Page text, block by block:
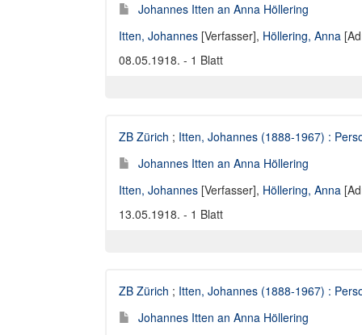
Johannes Itten an Anna Höllering
Itten, Johannes [Verfasser], Höllering, Anna
08.05.1918. - 1 Blatt
ZB Zürich ; Itten, Johannes (1888-1967) :
Johannes Itten an Anna Höllering
Itten, Johannes [Verfasser], Höllering, Anna
13.05.1918. - 1 Blatt
ZB Zürich ; Itten, Johannes (1888-1967) :
Johannes Itten an Anna Höllering